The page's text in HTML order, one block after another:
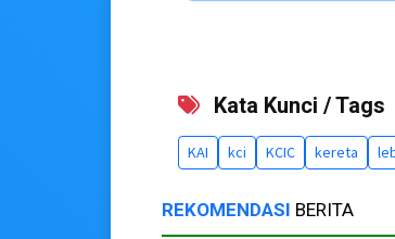
Kata Kunci / Tags
KAI kci KCIC kereta
REKOMENDASI BERITA